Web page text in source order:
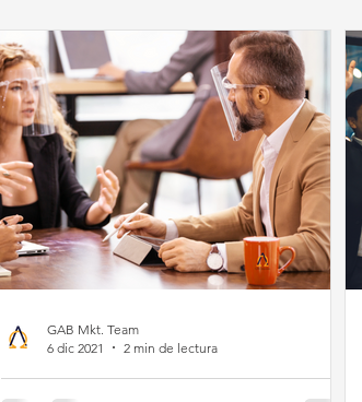
Constantes variantes del
GAB Mkt. Team
6 dic 2021
2 min de lectura